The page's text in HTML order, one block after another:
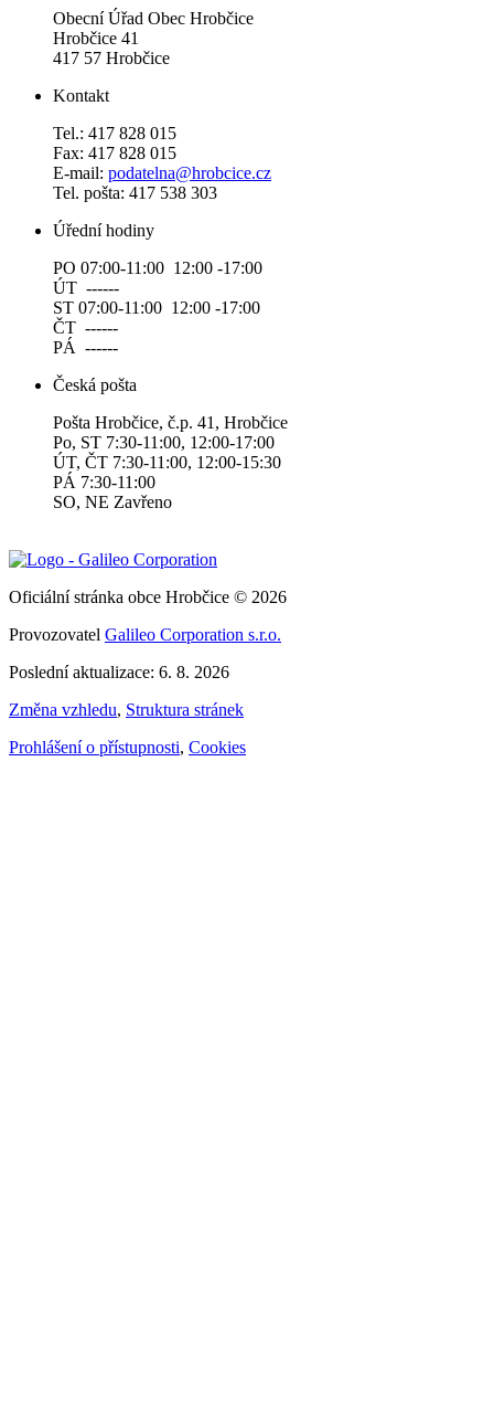
Obecní Úřad Obec Hrobčice
Hrobčice 41
417 57 Hrobčice
Kontakt
Tel.: 417 828 015
Fax: 417 828 015
E-mail: podatelna@hrobcice.cz
Tel. pošta: 417 538 303
Úřední hodiny
PO 07:00-11:00 12:00 -17:00
ÚT ------
ST 07:00-11:00 12:00 -17:00
ČT ------
PÁ ------
Česká pošta
Pošta Hrobčice, č.p. 41, Hrobčice
Po, ST 7:30-11:00, 12:00-17:00
ÚT, ČT 7:30-11:00, 12:00-15:30
PÁ 7:30-11:00
SO, NE Zavřeno
Oficiální stránka obce Hrobčice © 2026
Provozovatel Galileo Corporation s.r.o.
Poslední aktualizace: 6. 8. 2026
Změna vzhledu, Struktura stránek
Prohlášení o přístupnosti, Cookies